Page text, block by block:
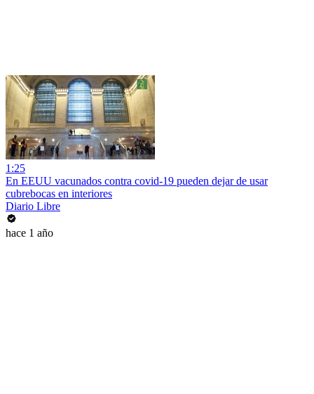
1:25
En EEUU vacunados contra covid-19 pueden dejar de usar
cubrebocas en interiores
Diario Libre
hace 1 año